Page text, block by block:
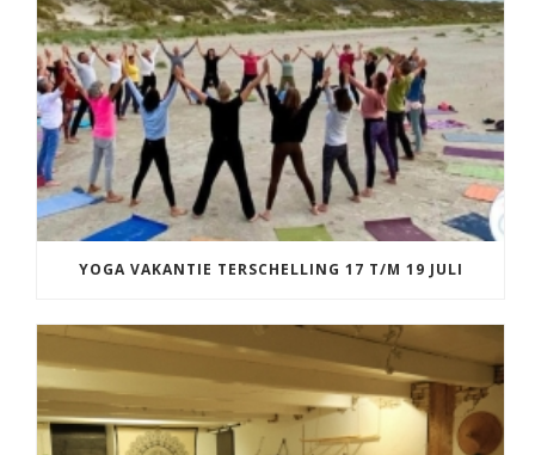
YOGA VAKANTIE TERSCHELLING 17 T/M 19 JULI